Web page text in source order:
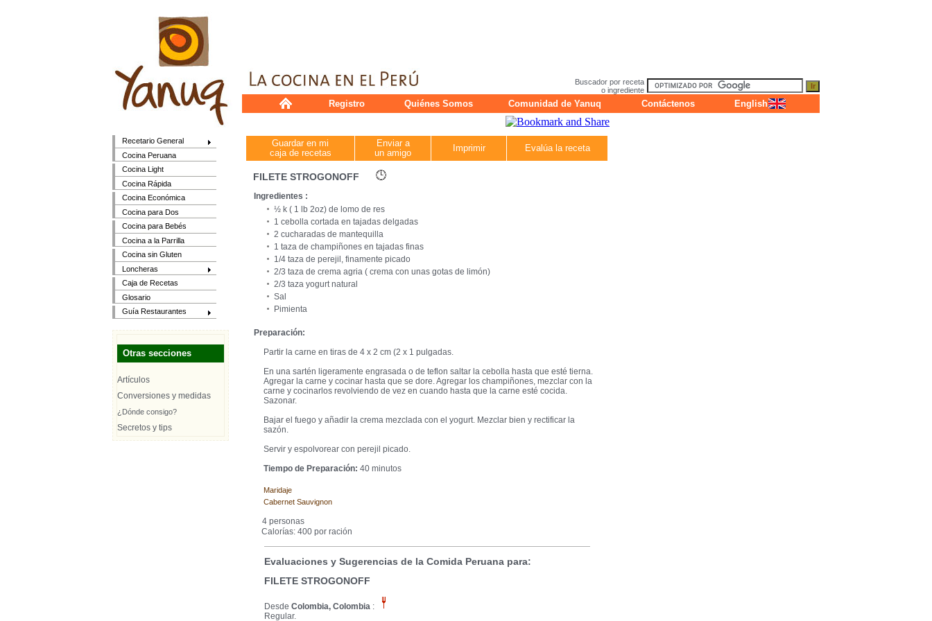
Recetario General
Cocina Peruana
Cocina Light
Cocina Rápida
Cocina Económica
Cocina para Dos
Cocina para Bebés
Cocina a la Parrilla
Cocina sin Gluten
Loncheras
Caja de Recetas
Glosario
Guía Restaurantes
Otras secciones
Artículos
Conversiones y medidas
¿Dónde consigo?
Secretos y tips
Buscador por receta
o ingrediente
Registro Quiénes Somos Comunidad de Yanuq Contáctenos English
Guardar en mi
caja de recetas
Enviar a
un amigo
Imprimir Evalúa la receta
FILETE STROGONOFF
Ingredientes :
½ k ( 1 lb 2oz) de lomo de res
1 cebolla cortada en tajadas delgadas
2 cucharadas de mantequilla
1 taza de champiñones en tajadas finas
1/4 taza de perejil, finamente picado
2/3 taza de crema agria ( crema con unas gotas de limón)
2/3 taza yogurt natural
Sal
Pimienta
Preparación:
Partir la carne en tiras de 4 x 2 cm (2 x 1 pulgadas.
En una sartén ligeramente engrasada o de teflon saltar la cebolla hasta que esté tierna.
Agregar la carne y cocinar hasta que se dore. Agregar los champiñones, mezclar con la
carne y cocinarlos revolviendo de vez en cuando hasta que la carne esté cocida.
Sazonar.
Bajar el fuego y añadir la crema mezclada con el yogurt. Mezclar bien y rectificar la
sazón.
Servir y espolvorear con perejil picado.
Tiempo de Preparación: 40 minutos
Maridaje
Cabernet Sauvignon
4 personas
Calorías: 400 por ración
Evaluaciones y Sugerencias de la Comida Peruana para:
FILETE STROGONOFF
Desde Colombia, Colombia:
Regular.